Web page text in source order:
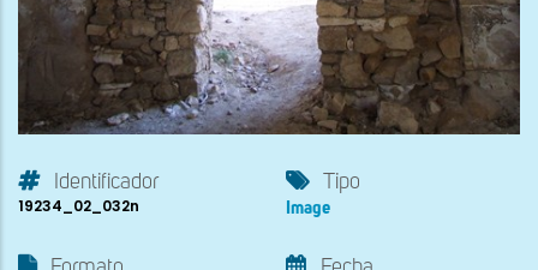
Identificador
19234_02_032n
Tipo
Image